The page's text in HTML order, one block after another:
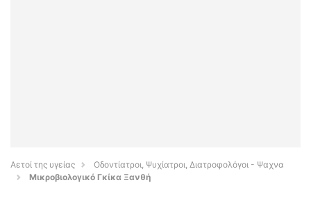
Αετοί της υγείας
Οδοντίατροι, Ψυχίατροι, Διατροφολόγοι - Ψαχνα
Μικροβιολογικό Γκίκα Ξανθή